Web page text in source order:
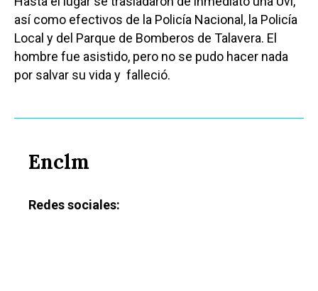
así como efectivos de la Policía Nacional, la Policía
Local y del Parque de Bomberos de Talavera. El
hombre fue asistido, pero no se pudo hacer nada
por salvar su vida y falleció.
Enclm
Redes sociales: